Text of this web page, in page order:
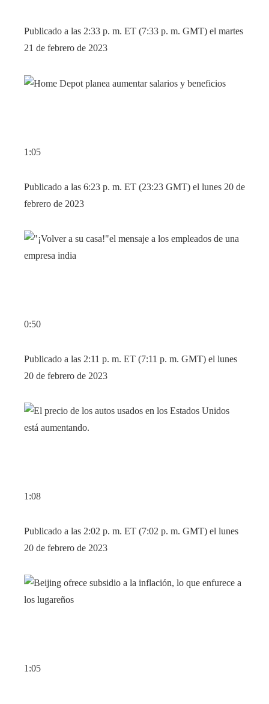
Publicado a las 2:33 p. m. ET (7:33 p. m. GMT) el martes
21 de febrero de 2023
1:05
Publicado a las 6:23 p. m. ET (23:23 GMT) el lunes 20 de
febrero de 2023
0:50
Publicado a las 2:11 p. m. ET (7:11 p. m. GMT) el lunes
20 de febrero de 2023
1:08
Publicado a las 2:02 p. m. ET (7:02 p. m. GMT) el lunes
20 de febrero de 2023
1:05